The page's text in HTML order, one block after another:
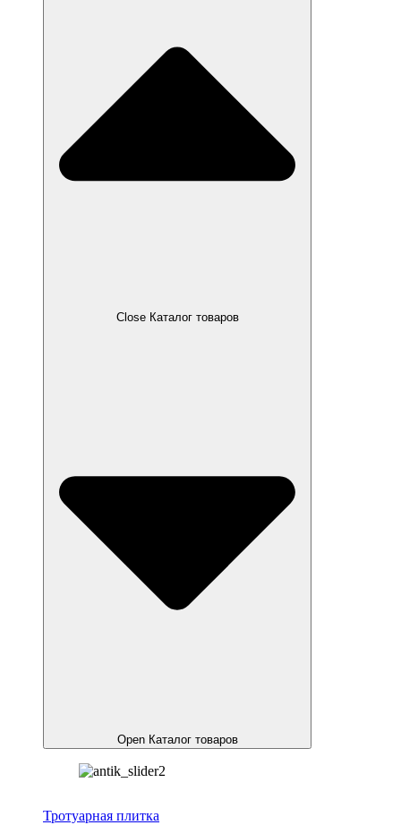
Close Каталог товаров
Open Каталог товаров
Тротуарная плитка